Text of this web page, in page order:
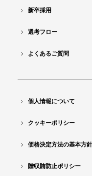
新卒採用
選考フロー
よくあるご質問
個人情報について
クッキーポリシー
価格決定方法の基本方針
贈収賄防止ポリシー